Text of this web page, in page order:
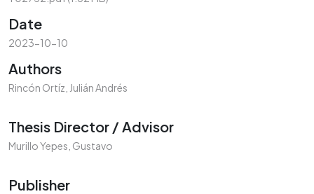
Date
2023-10-10
Authors
Rincón Ortíz, Julián Andrés
Thesis Director / Advisor
Murillo Yepes, Gustavo
Publisher